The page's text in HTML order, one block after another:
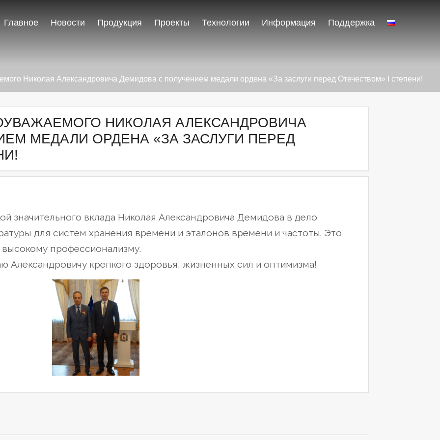
Главное Новости Продукция Проекты Технологии Информация Поддержка
Николая Александровича Демидова с получением медали ордена «За заслуги перед Отечеством» I степени!
НИКОЛАЯ АЛЕКСАНДРОВИЧА
МЕДАЛИ ОРДЕНА «ЗА ЗАСЛУГИ ПЕРЕД
значительного вклада Николая Александровича Демидова в дело
для систем хранения времени и эталонов времени и частоты. Это
профессионализму.
крепкого здоровья, жизненных сил и оптимизма!